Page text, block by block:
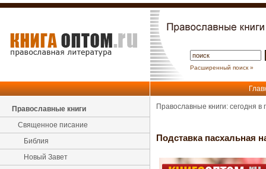
Расширенный поиск »
Православные книги
Священное писание
Библия
Новый Завет
Православные книги: сегодня
Подставка пасхальная